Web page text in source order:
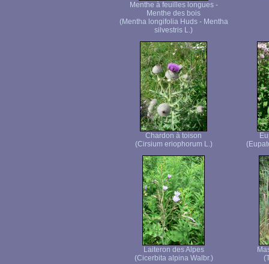
Menthe à feuilles longues -
Menthe des bois
(Mentha longifolia Huds - Mentha
silvestris L.)
Chardon à toison
(Cirsium eriophorum L.)
Laiteron des Alpes
(Cicerbita alpina Walbr.)